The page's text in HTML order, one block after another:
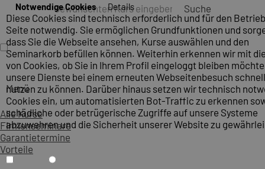
Suche
Menü
Alle Kurse
Firmenseminare
Garantietermine
Vorteile
Notwendige Cookies Details
Diese Cookies sind technisch erforderlich und für den
Seite notwendig. Sie ermöglichen Grundfunktionen und
dass Sie die Webseite ansehen, Kurse auswählen und den
Seminarkorb befüllen können. Weiterhin erkennen wir mit
von Cookies, ob Sie in Ihrem Profil eingeloggt bleiben
unsere Dienste bei einem erneuten Webseitenbesuch
nutzen zu können. Darüber hinaus setzen wir technisch
Cookies ein, um automatisierten Bot-Traffic zu erkennen
schädliche oder betrügerische Zugriffe auf unsere Systeme
abzuwehren und die Sicherheit unserer Website zu